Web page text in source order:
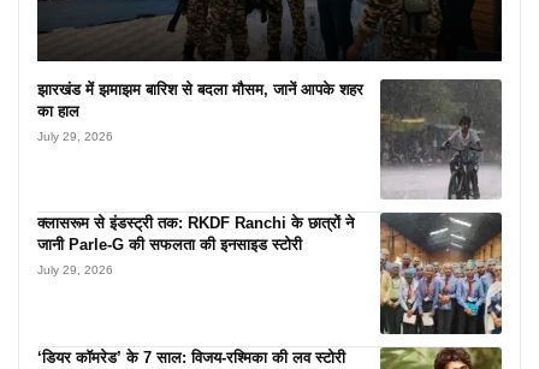
झारखंड में झमाझम बारिश से बदला मौसम, जानें आपके शहर
का हाल
July 29, 2026
क्लासरूम से इंडस्ट्री तक: RKDF Ranchi के छात्रों ने
जानी Parle-G की सफलता की इनसाइड स्टोरी
July 29, 2026
‘डियर कॉमरेड’ के 7 साल: विजय-रश्मिका की लव स्टोरी